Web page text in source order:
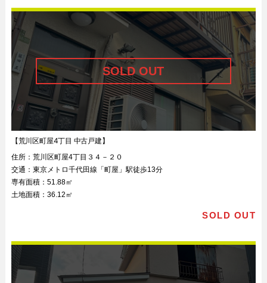
【荒川区町屋4丁目 中古戸建】
住所： 荒川区町屋4丁目３４－２０
交通： 東京メトロ千代田線「町屋」駅徒歩13分
専有面積： 51.88㎡
土地面積： 36.12㎡
SOLD OUT